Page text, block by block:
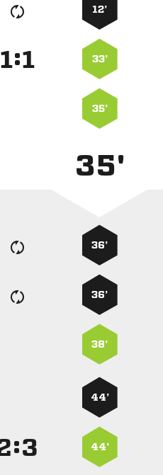
12’
: 33’
35’
35'
36’
36’
38’
44’
: 44’